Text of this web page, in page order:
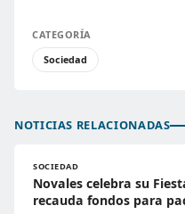
CATEGORÍA
Sociedad
NOTICIAS RELACIONADAS
SOCIEDAD
Novales celebra su
recauda fondos para